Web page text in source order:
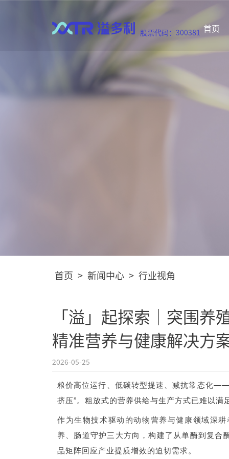
股票代码：300381 首页
首页 > 新闻中心 > 行业视角
「溢」起探索｜突围
精准营养与健康解决方
2026-05-25
粮价高位运行、低碳转型提速、减抗常态化
挤压”。粗放式的营养供给与生产方式已难以满
作为生物技术驱动的动物营养与健康领域深
养、肠道守护三大方向，构建了从单酶到复
品矩阵回应产业提质增效的迫切需求。